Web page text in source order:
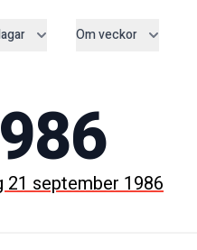
Om veckor
21 september 1986